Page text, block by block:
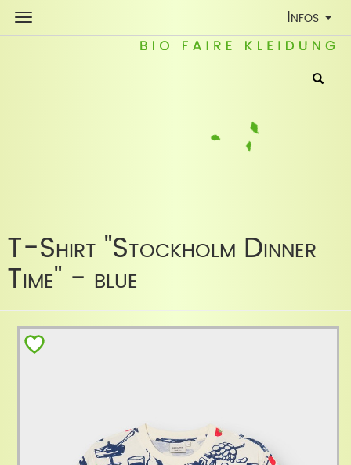
Toggle
Infos
T-Shirt "Stockholm Dinner
Time" - blue